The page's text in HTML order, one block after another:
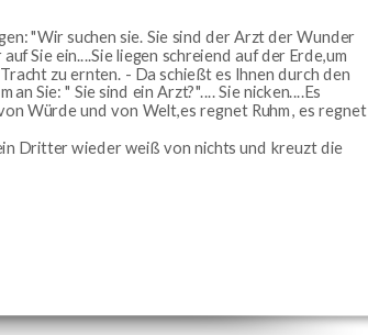
"Wir suchen sie. Sie sind der Arzt der Wunder
Sie ein....Sie liegen schreiend auf der Erde,um
zu ernten. - Da schießt es Ihnen durch den
Sie: " Sie sind ein Arzt?".... Sie nicken....Es
Würde und von Welt,es regnet Ruhm, es regnet
Dritter wieder weiß von nichts und kreuzt die